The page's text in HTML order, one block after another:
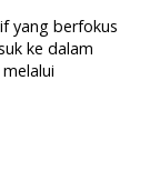
yang berfokus
ke dalam